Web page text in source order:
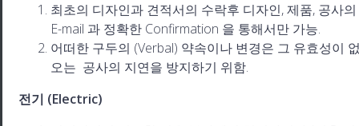
최초의 디자인과 견적서의 수락후 디자인, 제품, 공사
E-mail 과 정확한 Confirmation 을 통해서만 가능.
어떠한 구두의 (Verbal) 약속이나 변경은 그 유효성이
오는 공사의 지연을 방지하기 위함.
전기 (Electric)